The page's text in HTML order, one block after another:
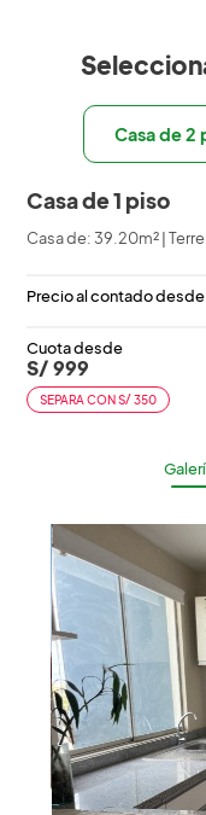
Casa de 2
Casa de 1 piso
Casa de: 39.20m² |
Precio al contado desde
Cuota desde
S/ 999
SEPARA CON S/ 350